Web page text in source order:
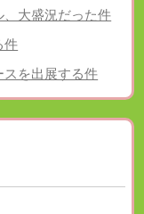
、大盛況だった件
件
スを出展する件